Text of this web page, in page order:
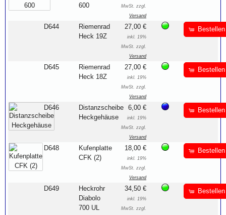
600
MwSt. zzgl.
Versand
D644
Riemenrad
Heck 19Z
27,00 €
inkl. 19%
MwSt. zzgl.
Versand
Bestellen
D645
Riemenrad
Heck 18Z
27,00 €
inkl. 19%
MwSt. zzgl.
Versand
Bestellen
D646
Distanzscheibe
Heckgehäuse
6,00 €
inkl. 19%
MwSt. zzgl.
Versand
Bestellen
D648
Kufenplatte
CFK (2)
18,00 €
inkl. 19%
MwSt. zzgl.
Versand
Bestellen
D649
Heckrohr
Diabolo
700 UL
34,50 €
inkl. 19%
MwSt. zzgl.
Bestellen